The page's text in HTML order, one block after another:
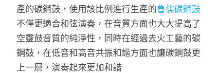
產的碳鋼鼓，使用該比例進行生產的魯儒碳鋼鼓
不僅更適合和弦演奏，在音質方面也大大提高了
空靈鼓音質的純淨性，同時在經過去火工藝的碳
鋼鼓，在低音和高音共振和諧方面也讓碳鋼鼓更
上一層，演奏起來更加和諧